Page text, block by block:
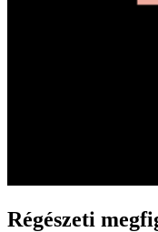
Régészeti